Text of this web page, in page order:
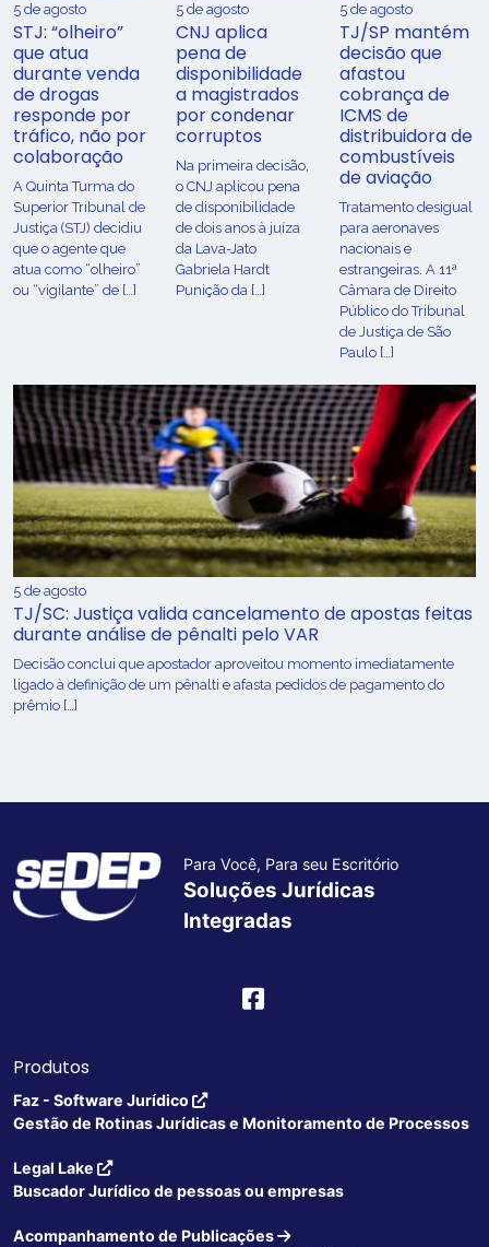
5 de agosto
STJ: “olheiro”
que atua
durante venda
de drogas
responde por
tráfico, não por
colaboração
A Quinta Turma do
Superior Tribunal de
Justiça (STJ) decidiu
que o agente que
atua como “olheiro”
ou “vigilante” de […]
5 de agosto
CNJ aplica
pena de
disponibilidade
a magistrados
por condenar
corruptos
Na primeira decisão,
o CNJ aplicou pena
de disponibilidade
de dois anos à juíza
da Lava-Jato
Gabriela Hardt
Punição da […]
5 de agosto
TJ/SP mantém
decisão que
afastou
cobrança de
ICMS de
distribuidora de
combustíveis
de aviação
Tratamento desigual
para aeronaves
nacionais e
estrangeiras. A 11ª
Câmara de Direito
Público do Tribunal
de Justiça de São
Paulo […]
5 de agosto
TJ/SC: Justiça valida cancelamento de apostas feitas
durante análise de pênalti pelo VAR
Decisão conclui que apostador aproveitou momento imediatamente
ligado à definição de um pênalti e afasta pedidos de pagamento do
prêmio […]
Para Você, Para seu Escritório
Soluções Jurídicas
Integradas
Produtos
Faz - Software Jurídico
Gestão de Rotinas Jurídicas e Monitoramento de Processos
Legal Lake
Buscador Jurídico de pessoas ou empresas
Acompanhamento de Publicações